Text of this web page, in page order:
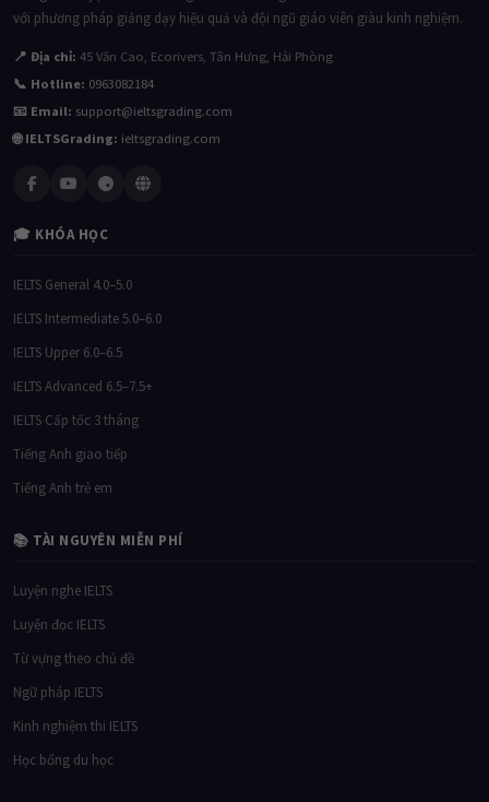
với phương pháp giảng dạy hiệu quả và đội ngũ giáo viên giàu kinh nghiệm.
📍 Địa chỉ: 45 Văn Cao, Ecorivers, Tân Hưng, Hải Phòng
📞 Hotline: 0963082184
📧 Email: support@ieltsgrading.com
🌐 IELTSGrading: ieltsgrading.com
🎓 KHÓA HỌC
IELTS General 4.0–5.0
IELTS Intermediate 5.0–6.0
IELTS Upper 6.0–6.5
IELTS Advanced 6.5–7.5+
IELTS Cấp tốc 3 tháng
Tiếng Anh giao tiếp
Tiếng Anh trẻ em
📚 TÀI NGUYÊN MIỄN PHÍ
Luyện nghe IELTS
Luyện đọc IELTS
Từ vựng theo chủ đề
Ngữ pháp IELTS
Kinh nghiệm thi IELTS
Học bổng du học